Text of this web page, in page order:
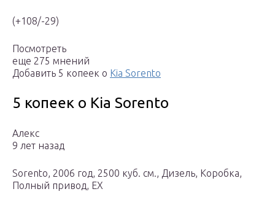
(+108/-29)
Посмотреть
еще 275 мнений
Добавить 5 копеек о Kia Sorento
5 копеек о Kia Sorento
Алекс
9 лет назад
Sorento, 2006 год, 2500 куб. см., Дизель, Коробка,
Полный привод, EX